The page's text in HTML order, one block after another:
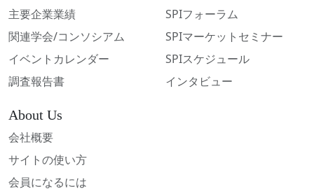
主要企業業績
関連学会/コンソシアム
イベントカレンダー
調査報告書
SPIフォーラム
SPIマーケットセミナー
SPIスケジュール
インタビュー
About Us
会社概要
サイトの使い方
会員になるには